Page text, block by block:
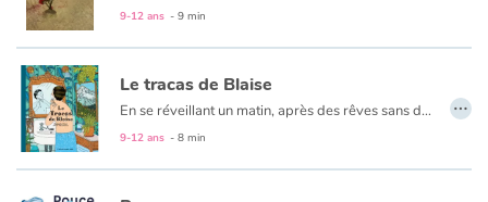
Famille
Écoles
Médiathèques
9-12 ans - 9 min
Le tracas de Blaise
En se réveillant un matin, après des rêves sans doute agités, Blaise se retrouva dans son lit. Pourtant en enfilant sa première pantoufle, il comprit qu’une chose bizarre venait de lui arriver.
9-12 ans - 8 min
…